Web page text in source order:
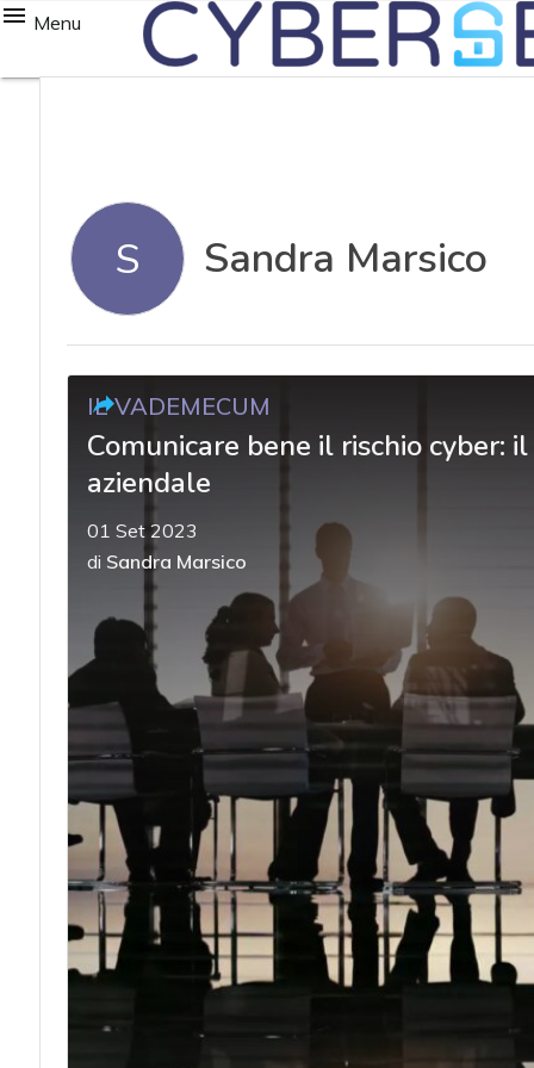
Menu
S Sandra Marsico
IL VADEMECUM
Comunicare bene il rischio cyber:
aziendale
01 Set 2023
di Sandra Marsico